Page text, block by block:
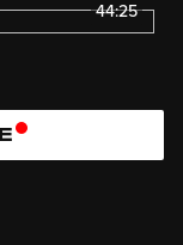
44:25